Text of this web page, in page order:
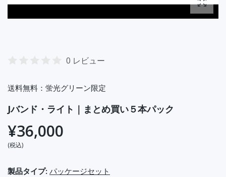
写真を
0 レビュー
送料無料：蛍光グリーン限定
Jバンド・ライト｜まとめ買い５本パック
¥36,000
(税込)
製品タイプ: パッケージセット